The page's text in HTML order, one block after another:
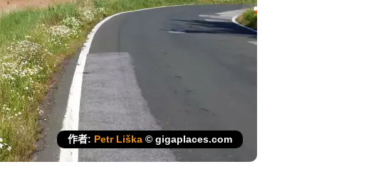
作者: Petr Liška © gigaplaces.com